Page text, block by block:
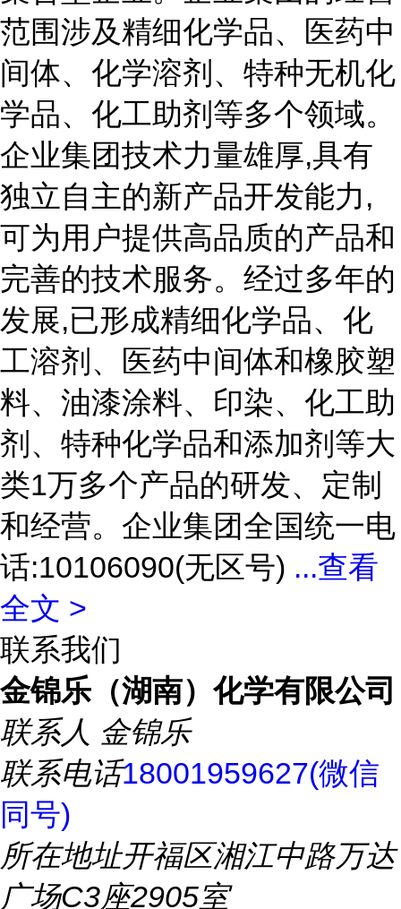
范围涉及精细化学品、医药中
间体、化学溶剂、特种无机化
学品、化工助剂等多个领域。
企业集团技术力量雄厚,具有
独立自主的新产品开发能力,
可为用户提供高品质的产品和
完善的技术服务。经过多年的
发展,已形成精细化学品、化
工溶剂、医药中间体和橡胶塑
料、油漆涂料、印染、化工助
剂、特种化学品和添加剂等大
类1万多个产品的研发、定制
和经营。企业集团全国统一电
话:10106090(无区号) ...查看
全文 >
联系我们
金锦乐（湖南）化学有限公司
联系人 金锦乐
联系电话18001959627(微信
同号)
所在地址开福区湘江中路万达
广场C3座2905室